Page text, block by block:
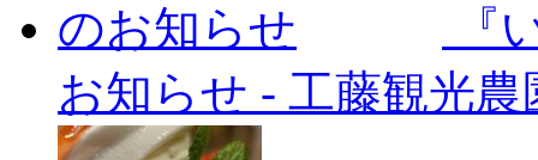
『
お知らせ - 工藤観光農